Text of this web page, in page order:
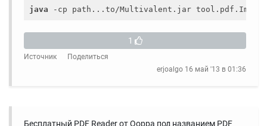
java -cp path...to/Multivalent.jar
1
Источник
Поделиться
erjoalgo 16 май '13 в 01:36
Бесплатный PDF Reader от Qoppa под названием PDF